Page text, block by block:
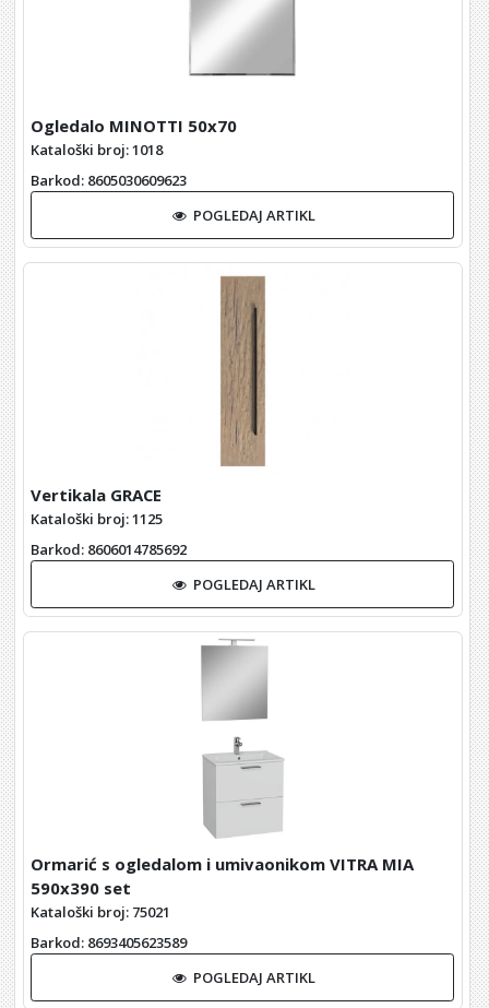
Ogledalo MINOTTI 50x70
Kataloški broj: 1018
Barkod: 8605030609623
POGLEDAJ ARTIKL
Vertikala GRACE
Kataloški broj: 1125
Barkod: 8606014785692
POGLEDAJ ARTIKL
Ormarić s ogledalom i umivaonikom VITRA MIA
590x390 set
Kataloški broj: 75021
Barkod: 8693405623589
POGLEDAJ ARTIKL